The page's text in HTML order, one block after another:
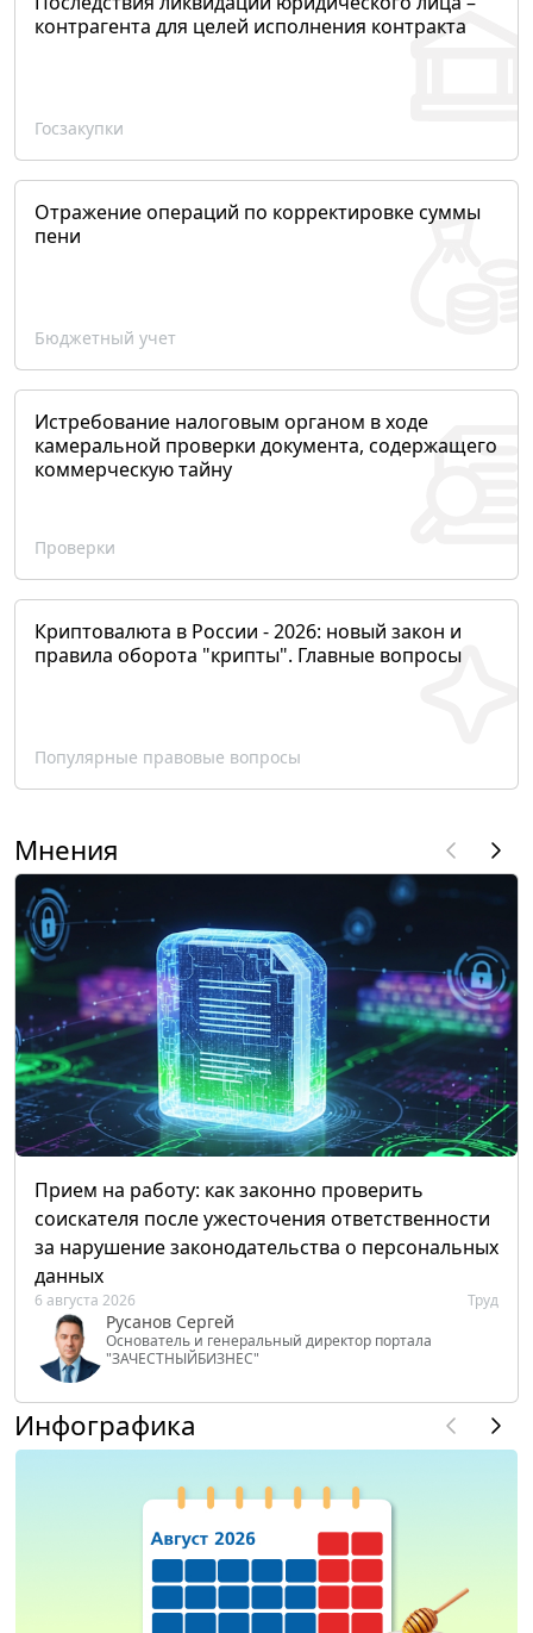
контрагента для целей исполнения контракта
Госзакупки
Отражение операций по корректировке суммы
пени
Бюджетный учет
Истребование налоговым органом в ходе
камеральной проверки документа, содержащего
коммерческую тайну
Проверки
Криптовалюта в России - 2026: новый закон и
правила оборота "крипты". Главные вопросы
Популярные правовые вопросы
Мнения
Прием на работу: как законно проверить
соискателя после ужесточения ответственности
за нарушение законодательства о персональных
данных
6 августа 2026 Труд
Русанов Сергей
Основатель и генеральный директор портала
"ЗАЧЕСТНЫЙБИЗНЕС"
Инфографика